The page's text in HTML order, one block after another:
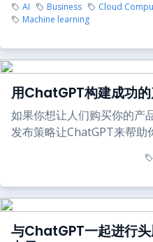
AI Business Cloud
Machine learning
用ChatGPT构建成功
如果你想让人们购买你的产
发布策略让ChatGPT来帮助
与ChatGPT一起进行